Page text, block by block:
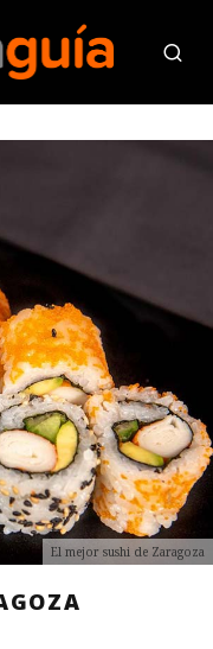
El mejor sushi de Zaragoza